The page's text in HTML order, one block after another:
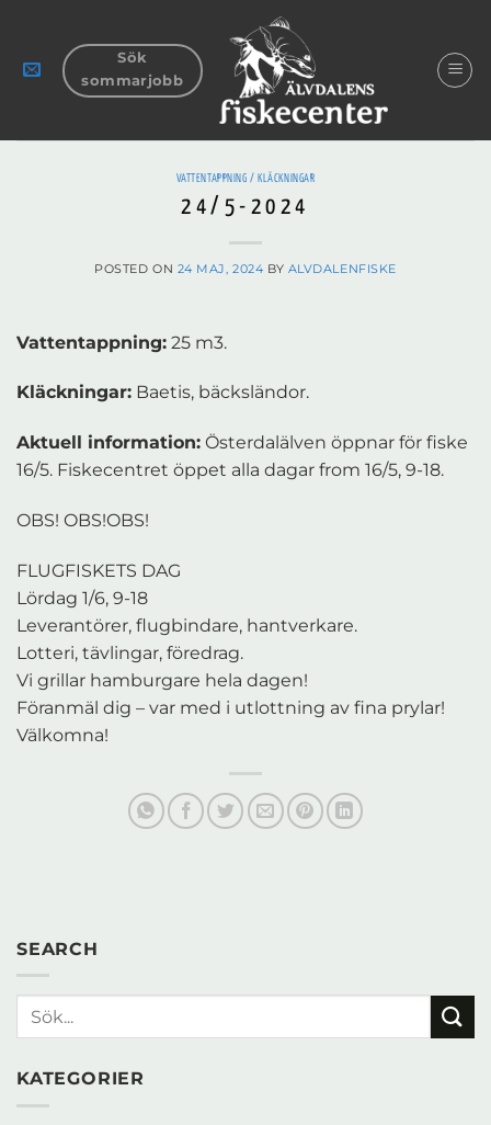
content
Sök
sommarjobb
VATTENTAPPNING / KLÄCKNINGAR
24/5-2024
POSTED ON 24 MAJ, 2024 BY ALVDALENFISKE
Vattentappning: 25 m3.
Kläckningar: Baetis, bäcksländor.
Aktuell information: Österdalälven öppnar för fiske
16/5. Fiskecentret öppet alla dagar from 16/5, 9-18.
OBS! OBS!OBS!
FLUGFISKETS DAG
Lördag 1/6, 9-18
Leverantörer, flugbindare, hantverkare.
Lotteri, tävlingar, föredrag.
Vi grillar hamburgare hela dagen!
Föranmäl dig – var med i utlottning av fina prylar!
Välkomna!
SEARCH
KATEGORIER